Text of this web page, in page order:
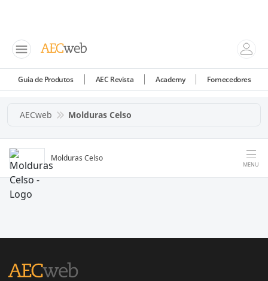
Guia de Produtos AEC Revista Academy Fornecedores
AECweb Molduras Celso
Molduras Celso
MENU